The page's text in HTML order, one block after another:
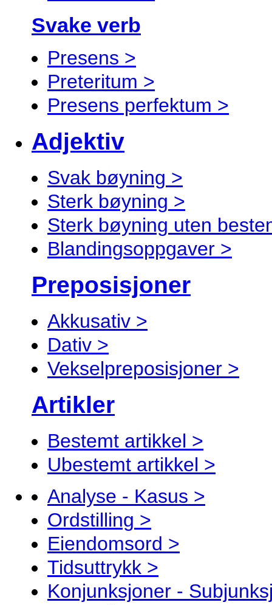
Svake verb
Presens >
Preteritum >
Presens perfektum >
Adjektiv
Svak bøyning >
Sterk bøyning >
Sterk bøyning uten
Blandingsoppgaver >
Preposisjoner
Akkusativ >
Dativ >
Vekselpreposisjoner >
Artikler
Bestemt artikkel >
Ubestemt artikkel >
Analyse - Kasus >
Ordstilling >
Eiendomsord >
Tidsuttrykk >
Konjunksjoner -